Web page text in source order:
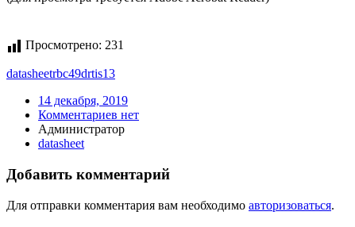
Просмотрено: 231
datasheetrbc49drtis13
14 декабря, 2019
Комментариев нет
Администратор
datasheet
Добавить комментарий
Для отправки комментария вам необходимо авторизоваться.